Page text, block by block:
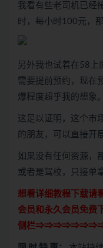
我看有些老司机已经
时，每小时100元，
另外我也试着在58上
需要提前预约，现在
爆程度超乎我的想象。
这足以证明，这个市
的朋友，可以直接开
如果没有任何资源，
或者是驾校，只接单
想看详细教程下载请
会员和永久会员
侧栏